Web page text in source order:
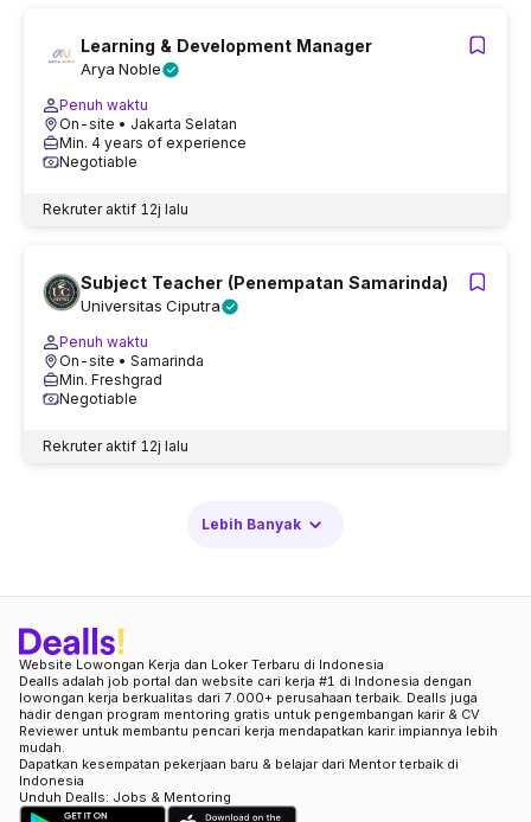
Learning & Development Manager
Arya Noble
Penuh waktu
On-site • Jakarta Selatan
Min. 4 years of experience
Negotiable
Rekruter aktif 12j lalu
Subject Teacher (Penempatan Samarinda)
Universitas Ciputra
Penuh waktu
On-site • Samarinda
Min. Freshgrad
Negotiable
Rekruter aktif 12j lalu
Lebih Banyak
Website Lowongan Kerja dan Loker Terbaru di Indonesia
Dealls adalah job portal dan website cari kerja #1 di Indonesia dengan
lowongan kerja berkualitas dari 7.000+ perusahaan terbaik. Dealls juga
hadir dengan program mentoring gratis untuk pengembangan karir & CV
Reviewer untuk membantu pencari kerja mendapatkan karir impiannya lebih
mudah.
Dapatkan kesempatan pekerjaan baru & belajar dari Mentor terbaik di
Indonesia
Unduh Dealls: Jobs & Mentoring